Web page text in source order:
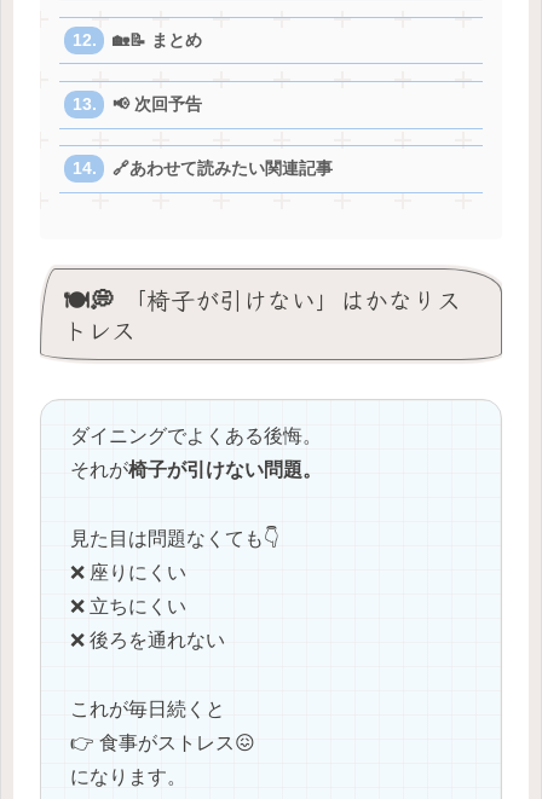
🏡📝 まとめ
📢 次回予告
🔗あわせて読みたい関連記事
🍽️💭 「椅子が引けない」はかなりス
トレス
ダイニングでよくある後悔。
それが椅子が引けない問題。
見た目は問題なくても👇
❌ 座りにくい
❌ 立ちにくい
❌ 後ろを通れない
これが毎日続くと
👉 食事がストレス😖
になります。